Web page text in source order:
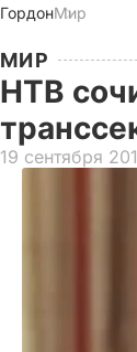
ГордонМир
МИР
НТВ
19 сентября